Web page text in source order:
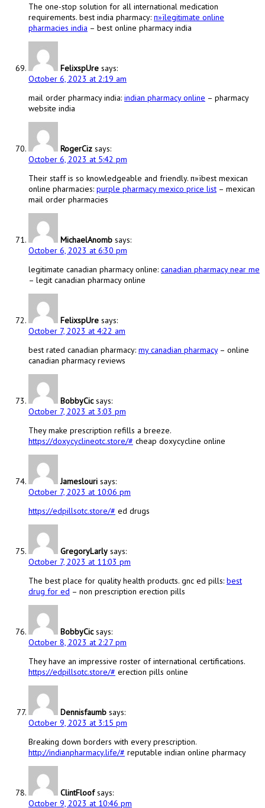
The one-stop solution for all international medication
requirements. best india pharmacy: п»їlegitimate online
pharmacies india – best online pharmacy india
FelixspUre says:
October 6, 2023 at 2:19 am
mail order pharmacy india: indian pharmacy online – pharmacy
website india
RogerCiz says:
October 6, 2023 at 5:42 pm
Their staff is so knowledgeable and friendly. п»їbest mexican
online pharmacies: purple pharmacy mexico price list – mexican
mail order pharmacies
MichaelAnomb says:
October 6, 2023 at 6:30 pm
legitimate canadian pharmacy online: canadian pharmacy near me
– legit canadian pharmacy online
FelixspUre says:
October 7, 2023 at 4:22 am
best rated canadian pharmacy: my canadian pharmacy– online
canadian pharmacy reviews
BobbyCic says:
October 7, 2023 at 3:03 pm
They make prescription refills a breeze.
https://doxycyclineotc.store/# cheap doxycycline online
Jameslouri says:
October 7, 2023 at 10:06 pm
https://edpillsotc.store/# ed drugs
GregoryLarly says:
October 7, 2023 at 11:03 pm
The best place for quality health products. gnc ed pills: best
drug for ed – non prescription erection pills
BobbyCic says:
October 8, 2023 at 2:27 pm
They have an impressive roster of international certifications.
https://edpillsotc.store/# erection pills online
Dennisfaumb says:
October 9, 2023 at 3:15 pm
Breaking down borders with every prescription.
http://indianpharmacy.life/# reputable indian online pharmacy
ClintFloof says:
October 9, 2023 at 10:46 pm